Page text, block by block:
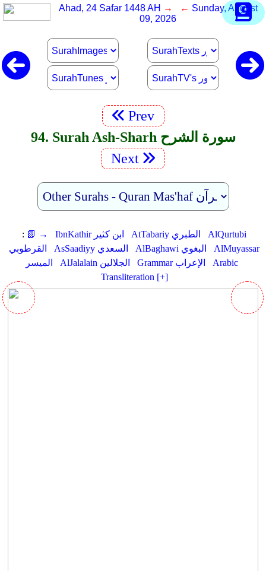
Ahad, 24 Safar 1448 AH → ← Sunday, August
09, 2026
Prev
94. Surah Ash-Sharh سورة الشرح
Next
: 📗 → IbnKathir ابن كثير AtTabariy الطبري
AlQurtubi
القرطوبي
AsSaadiyy السعدي AlBaghawi البغوي
AlMuyassar
الميسر
AlJalalain الجلالين Grammar الإعراب
Arabic
Transliteration [+]